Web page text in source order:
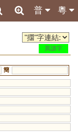
粵
普
異讀字
簡